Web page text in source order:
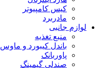
کیس کامپیوتر
مادربرد
لوازم جانبی
منبع تغذیه
باندل کیبورد و ماوس
پاوربانک
صندلی گیمینگ